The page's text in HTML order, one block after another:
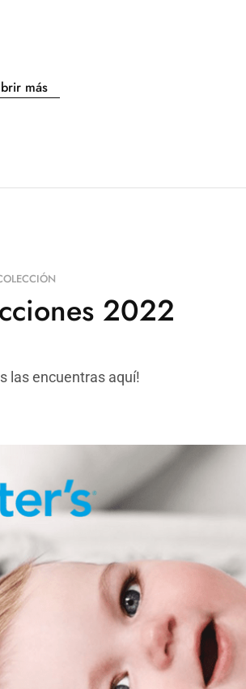
más
2022
las encuentras aquí!